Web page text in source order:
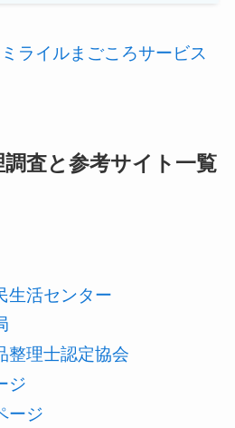
ライルまごころサービス
査と参考サイト一覧
生活センター
整理士認定協会
ジ
ージ